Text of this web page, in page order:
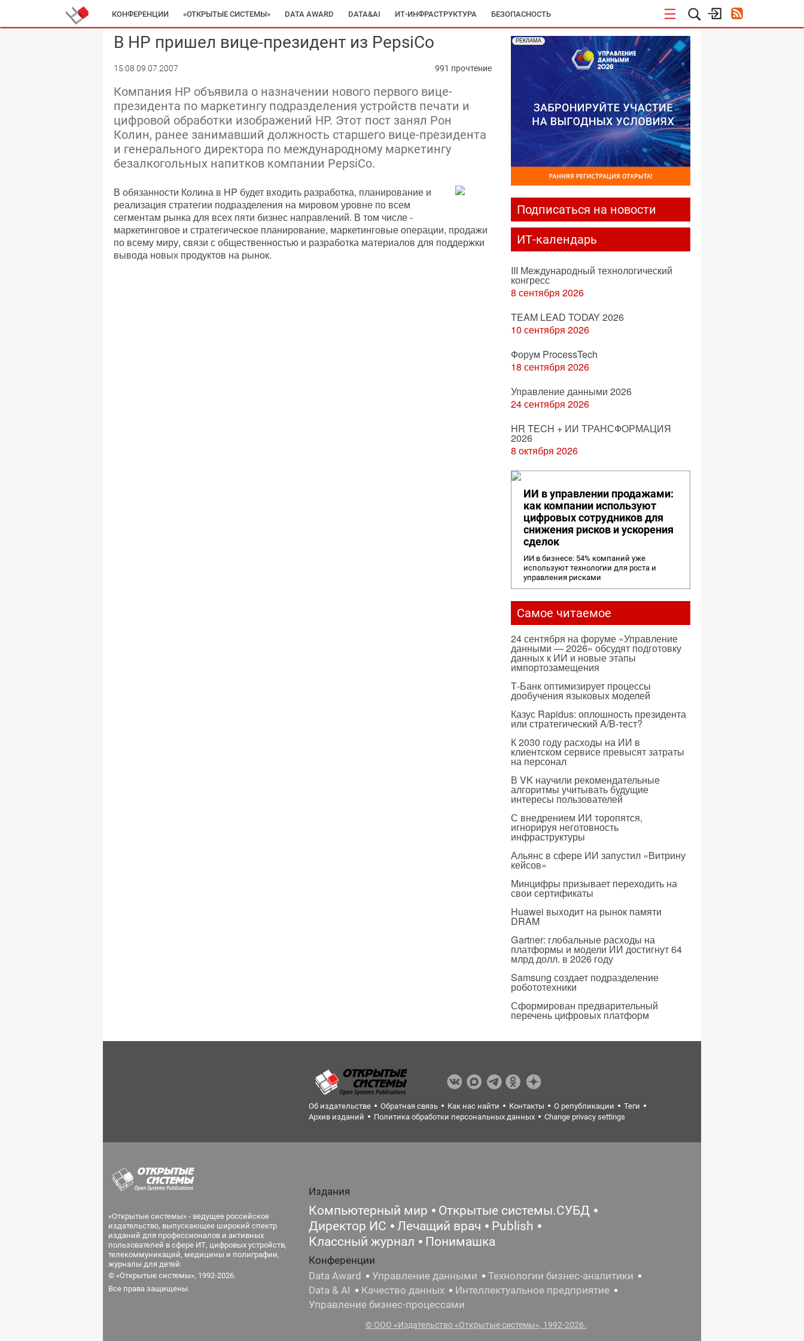
КОНФЕРЕНЦИИ «ОТКРЫТЫЕ СИСТЕМЫ» DATA AWARD DATA&AI ИТ-ИНФРАСТРУКТУРА БЕЗОПАСНОСТЬ
В HP пришел вице-президент из PepsiCo
15:08 09.07.2007 991 прочтение
Компания HP объявила о назначении нового первого вице-
президента по маркетингу подразделения устройств печати и
цифровой обработки изображений HP. Этот пост занял Рон
Колин, ранее занимавший должность старшего вице-президента
и генерального директора по международному маркетингу
безалкогольных напитков компании PepsiCo.
В обязанности Колина в HP будет входить разработка, планирование и
реализация стратегии подразделения на мировом уровне по всем
сегментам рынка для всех пяти бизнес направлений. В том числе -
маркетинговое и стратегическое планирование, маркетинговые операции, продажи
по всему миру, связи с общественностью и разработка материалов для поддержки
вывода новых продуктов на рынок.
РЕКЛАМА
Подписаться на новости
ИТ-календарь
III Международный технологический
конгресс
8 сентября 2026
TEAM LEAD TODAY 2026
10 сентября 2026
Форум ProcessTech
18 сентября 2026
Управление данными 2026
24 сентября 2026
HR TECH + ИИ ТРАНСФОРМАЦИЯ
2026
8 октября 2026
ИИ в управлении продажами:
как компании используют
цифровых сотрудников для
снижения рисков и ускорения
сделок
ИИ в бизнесе: 54% компаний уже
используют технологии для роста и
управления рисками
Самое читаемое
24 сентября на форуме «Управление
данными — 2026» обсудят подготовку
данных к ИИ и новые этапы
импортозамещения
Т-Банк оптимизирует процессы
дообучения языковых моделей
Казус Rapidus: оплошность президента
или стратегический A/B-тест?
К 2030 году расходы на ИИ в
клиентском сервисе превысят затраты
на персонал
В VK научили рекомендательные
алгоритмы учитывать будущие
интересы пользователей
С внедрением ИИ торопятся,
игнорируя неготовность
инфраструктуры
Альянс в сфере ИИ запустил «Витрину
кейсов»
Минцифры призывает переходить на
свои сертификаты
Huawei выходит на рынок памяти
DRAM
Gartner: глобальные расходы на
платформы и модели ИИ достигнут 64
млрд долл. в 2026 году
Samsung создает подразделение
робототехники
Сформирован предварительный
перечень цифровых платформ
Об издательстве Обратная связь Как нас найти Контакты О републикации
Теги
Архив изданий
Политика обработки персональных данных Change privacy settings
«Открытые системы» - ведущее российское
издательство, выпускающее широкий спектр
изданий для профессионалов и активных
пользователей в сфере ИТ, цифровых устройств,
телекоммуникаций, медицины и полиграфии,
журналы для детей.
© «Открытые системы», 1992-2026.
Все права защищены.
Издания
Компьютерный мир
Открытые системы.СУБД
Директор ИС
Лечащий врач
Publish
Классный журнал
Понимашка
Конференции
Data Award
Управление данными
Технологии бизнес-аналитики
Data & AI
Качество данных
Интеллектуальное предприятие
Управление бизнес-процессами
© ООО «Издательство «Открытые системы», 1992-2026.